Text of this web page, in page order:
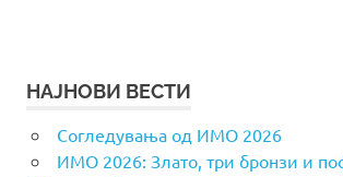
НАЈНОВИ ВЕСТИ
Согледувања од ИМО 2026
ИМО 2026: Злато, три бронзи и